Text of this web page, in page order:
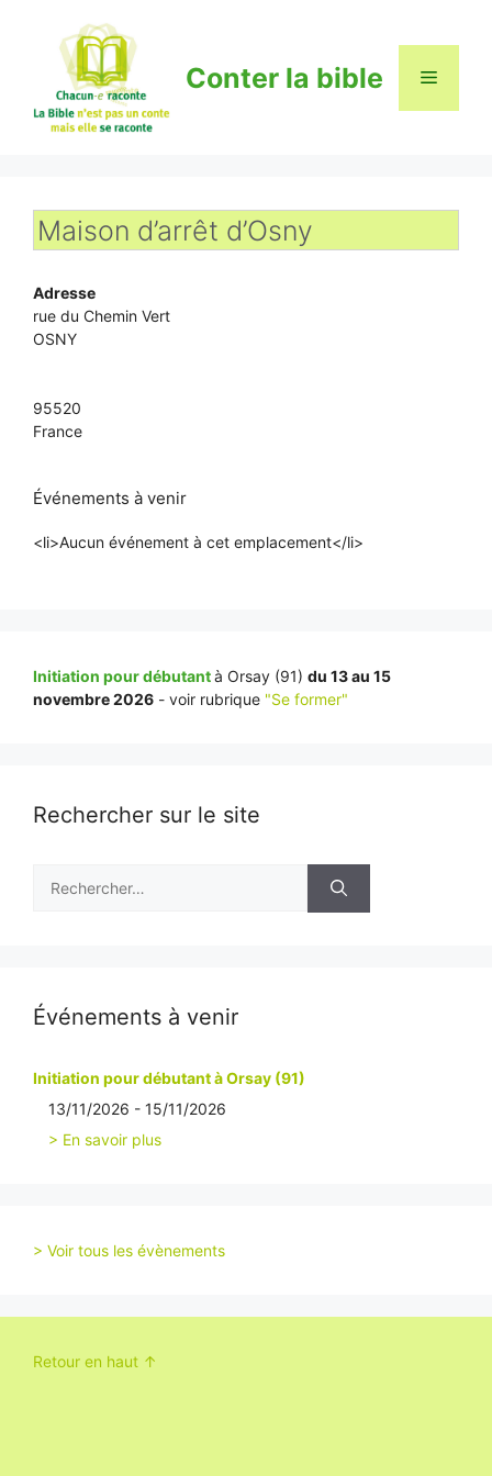
Conter la bible Menu
Maison d’arrêt d’Osny
Adresse
rue du Chemin Vert
OSNY
95520
France
Événements à venir
<li>Aucun événement à cet emplacement</li>
Initiation pour débutantà Orsay (91) du 13 au 15
novembre 2026 - voir rubrique "Se former"
Rechercher sur le site
Événements à venir
Initiation pour débutant à Orsay (91)
13/11/2026 - 15/11/2026
> En savoir plus
> Voir tous les évènements
Retour en haut ↑